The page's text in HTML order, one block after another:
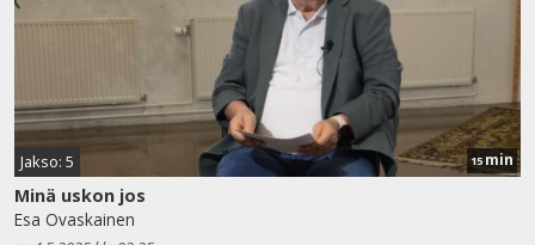
Jakso: 5 15 min
Minä uskon jos
Esa Ovaskainen